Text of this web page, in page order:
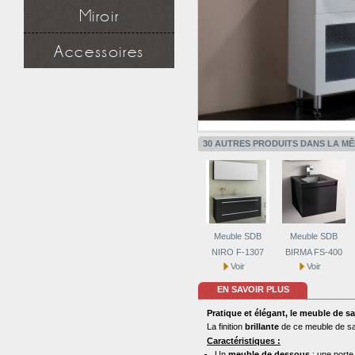
Robinet lavabo et vasque
Miroir
Miroir à étagère
Accessoires
30 AUTRES PRODUITS DANS LA
Meuble SDB
NIRO F-1307
Voir
Meuble SDB
BIRMA FS-400
Voir
EN SAVOIR PLUS
Pratique et élégant, le meuble de
La finition brillante de ce meuble de
Caractéristiques :